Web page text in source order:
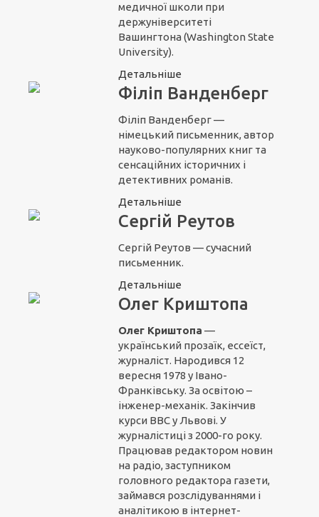
медичної школи при
держуніверситеті
Вашингтона (Washington State
University).
Детальніше
Філіп Ванденберг
Філіп Ванденберг —
німецький письменник, автор
науково-популярних книг та
сенсаційних історичних і
детективних романів.
Детальніше
Сергій Реутов
Сергій Реутов — сучасний
письменник.
Детальніше
Олег Криштопа
Олег Криштопа —
український прозаїк, ессеїст,
журналіст. Народився 12
вересня 1978 у Івано-
Франківську. За освітою –
інженер-механік. Закінчив
курси ВВС у Львові. У
журналістиці з 2000-го року.
Працював редактором новин
на радіо, заступником
головного редактора газети,
займався розслідуваннями і
аналітикою в інтернет-